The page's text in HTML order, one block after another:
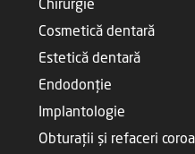
Chirurgie
Cosmetică dentară
Estetică dentară
Endodonție
Implantologie
Obturații și refaceri